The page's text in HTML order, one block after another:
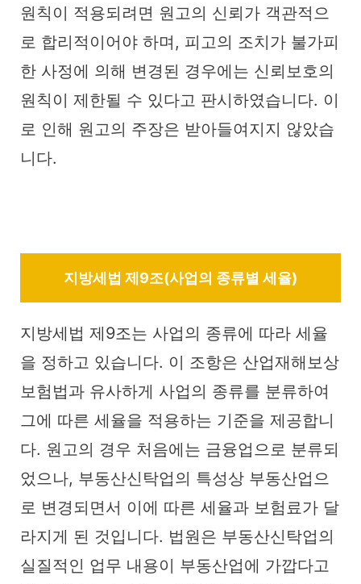
원칙이 적용되려면 원고의 신뢰가 객관적으
로 합리적이어야 하며, 피고의 조치가 불가피
한 사정에 의해 변경된 경우에는 신뢰보호의
원칙이 제한될 수 있다고 판시하였습니다. 이
로 인해 원고의 주장은 받아들여지지 않았습
니다.
지방세법 제9조(사업의 종류별 세율)
지방세법 제9조는 사업의 종류에 따라 세율
을 정하고 있습니다. 이 조항은 산업재해보상
보험법과 유사하게 사업의 종류를 분류하여
그에 따른 세율을 적용하는 기준을 제공합니
다. 원고의 경우 처음에는 금융업으로 분류되
었으나, 부동산신탁업의 특성상 부동산업으
로 변경되면서 이에 따른 세율과 보험료가 달
라지게 된 것입니다. 법원은 부동산신탁업의
실질적인 업무 내용이 부동산업에 가깝다고